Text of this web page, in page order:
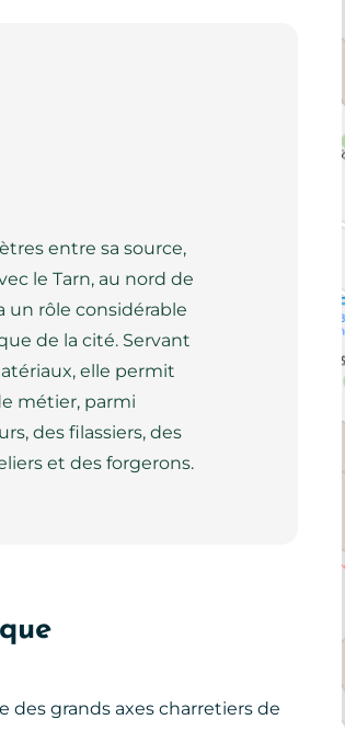
entre sa source,
le Tarn, au nord de
un rôle considérable
de la cité. Servant
elle permit
métier, parmi
des filassiers, des
et des forgerons.
des grands axes charretiers de